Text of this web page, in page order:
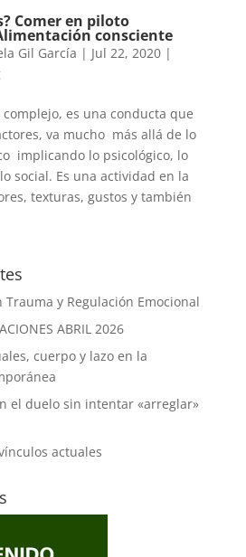
Comer en piloto
consciente
Gil García | Jul 22, 2020|
es una conducta que
va mucho más allá de lo
implicando lo psicológico, lo
social. Es una actividad en la
texturas, gustos y también
Trauma y Regulación Emocional
ABRIL 2026
cuerpo y lazo en la
el duelo sin intentar «arreglar»
actuales